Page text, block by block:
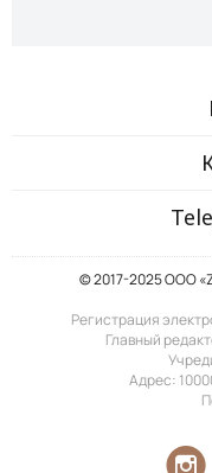
© 2017-2025 ООО
Регистрация
Главный
Адрес: